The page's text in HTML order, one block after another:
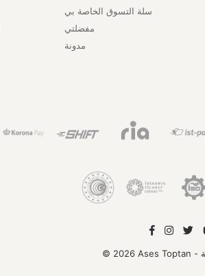
سلة التسوق الخاصة بي
مفضلتي
مدونة